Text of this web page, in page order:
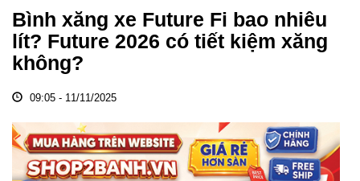
Bình xăng xe Future Fi bao nhiêu
lít? Future 2026 có tiết kiệm xăng
không?
09:05 - 11/11/2025